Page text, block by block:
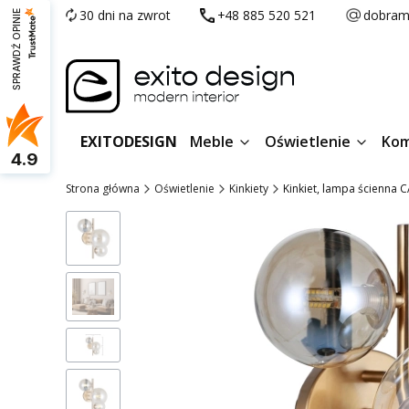
30 dni na zwrot +48 885 520 521
EXITODESIGN Meble Oświetlenie
Strona główna Oświetlenie Kinkiety Kinkiet, lampa ścienna
SPRAWDŹ OPINIE
4.9